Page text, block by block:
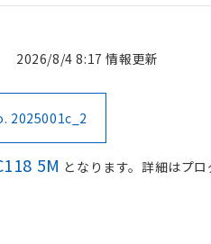
2026/8/4 8:17 情報更新
2025001c_2
5M となります。詳細はプ